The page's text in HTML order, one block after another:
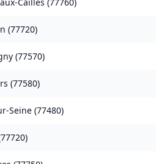
Cailles (77760)
(77720)
(77570)
(77580)
Seine (77480)
77720)